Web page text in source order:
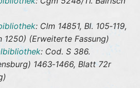
: Clm 14851, Bl. 105‐119,
1250) (Erweiterte Fassung)
: Cod. S 386.
1463‐1466, Blatt 72r